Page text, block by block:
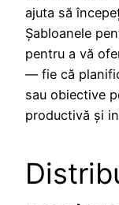
ajuta să
Șabloanele
pentru a vă
— fie că
sau obiective
productivă și